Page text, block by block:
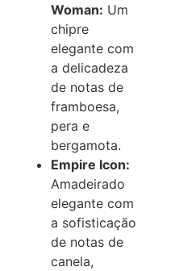
Woman: Um
chipre
elegante com
a delicadeza
de notas de
framboesa,
pera e
bergamota.
Empire Icon:
Amadeirado
elegante com
a sofisticação
de notas de
canela,